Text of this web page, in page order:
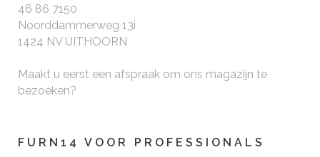
46 86 7150
Noorddammerweg 13i
1424 NV UITHOORN
Maakt u eerst een afspraak om ons magazijn te
bezoeken?
FURN14 VOOR PROFESSIONALS